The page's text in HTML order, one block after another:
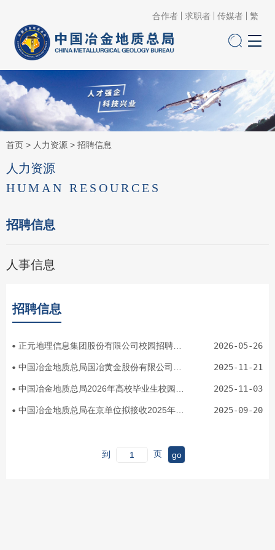
合作者 求职者 传媒者 繁
首页 > 人力资源 > 招聘信息
人力资源
HUMAN RESOURCES
招聘信息
人事信息
招聘信息
正元地理信息集团股份有限公司校园招聘简章 2026-05-26
中国冶金地质总局国冶黄金股份有限公司（筹）招聘公告 2025-11-21
中国冶金地质总局2026年高校毕业生校园招聘公告 2025-11-03
中国冶金地质总局在京单位拟接收2025年度应届毕业生情况的公示 2025-09-20
到 页